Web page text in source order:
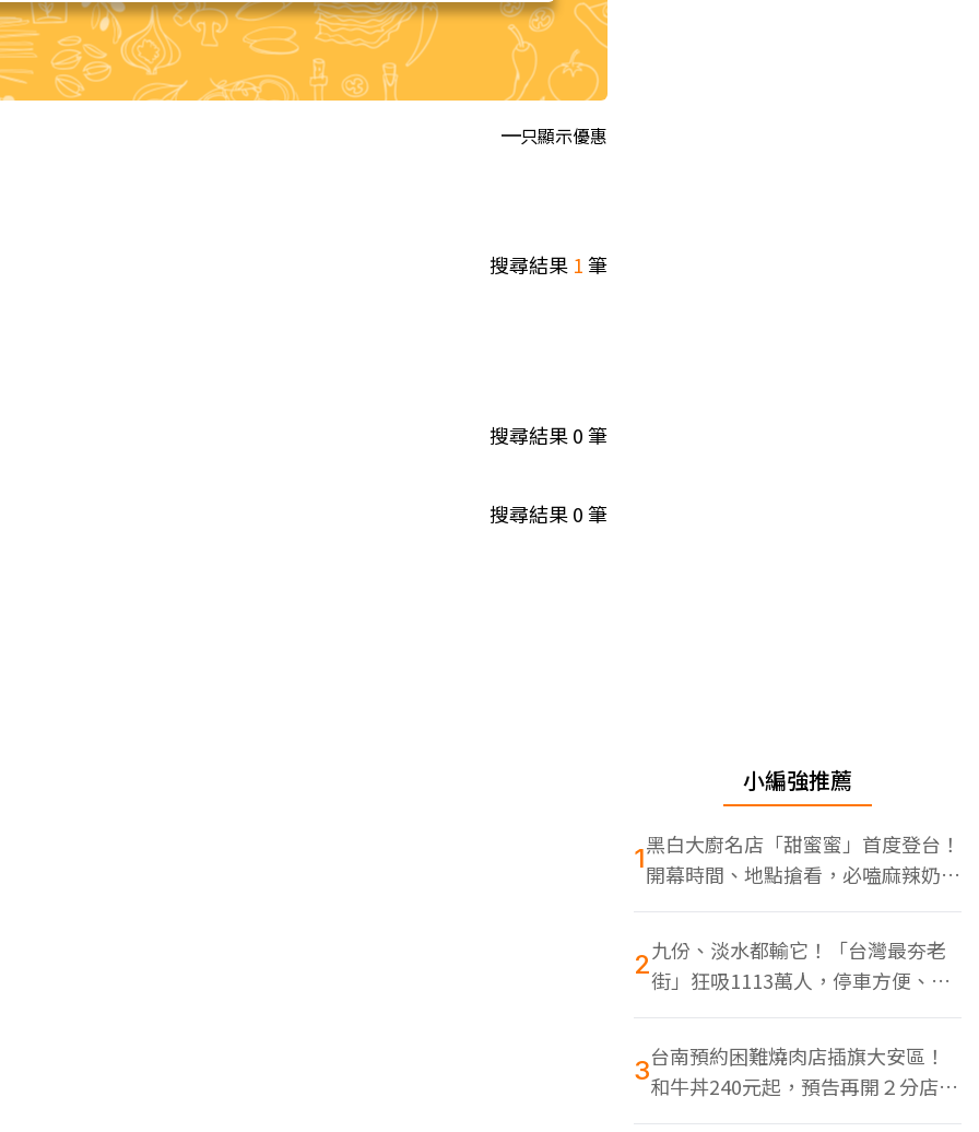
只顯示優惠
搜尋結果 1筆
搜尋結果0筆
搜尋結果0筆
小編強推薦
1黑白大廚名店「甜蜜蜜」首度登台！
開幕時間、地點搶看，必嗑麻辣奶油
蝦
2九份、淡水都輸它！「台灣最夯老
街」狂吸1113萬人，停車方便、特
色美食多
3台南預約困難燒肉店插旗大安區！
和牛丼240元起，預告再開２分店、
地點曝光